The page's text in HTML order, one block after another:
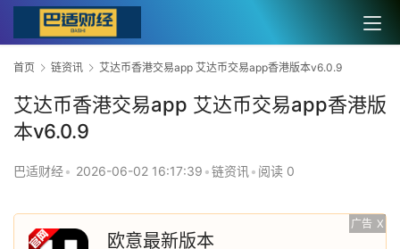
首页 链资讯 艾达币香港交易app 艾达币交易app香港版本v6.0.9
艾达币香港交易app 艾达币交易app香港版
本v6.0.9
巴适财经• 2026-06-02 16:17:39 •链资讯 • 阅读 0
广告 X
欧意最新版本